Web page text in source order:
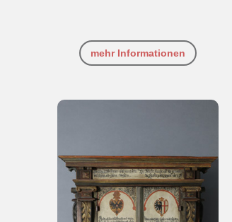
mehr Informationen